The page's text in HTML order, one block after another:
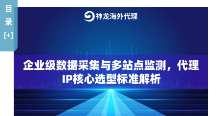
目
录
[+]